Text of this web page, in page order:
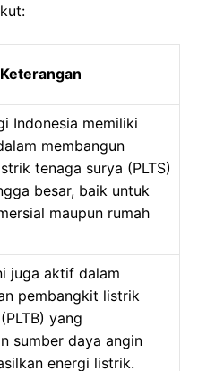
Keterangan
Indonesia memiliki
membangun
tenaga surya (PLTS)
besar, baik untuk
maupun rumah
juga aktif dalam
pembangkit listrik
yang
sumber daya angin
energi listrik.